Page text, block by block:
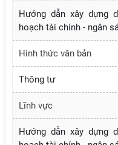
Hướng dẫn xây dựng
hoạch tài chính - ngân
Hình thức văn bản
Thông tư
Lĩnh vực
Hướng dẫn xây dựng